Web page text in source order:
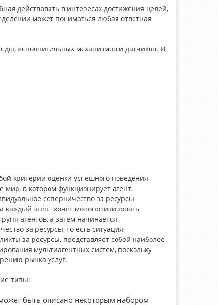
действовать в интересах достижения целей,
может пониматься любая ответная
исполнительных механизмов и датчиков. И
критерии оценки успешного поведения
в котором функционирует агент.
соперничество за ресурсы
каждый агент хочет монополизировать
агентов, а затем начинается
за ресурсы, то есть ситуация,
за ресурсы, представляет собой наиболее
мультиагентных систем, поскольку
рынка услуг.
типы:
быть описано некоторым набором